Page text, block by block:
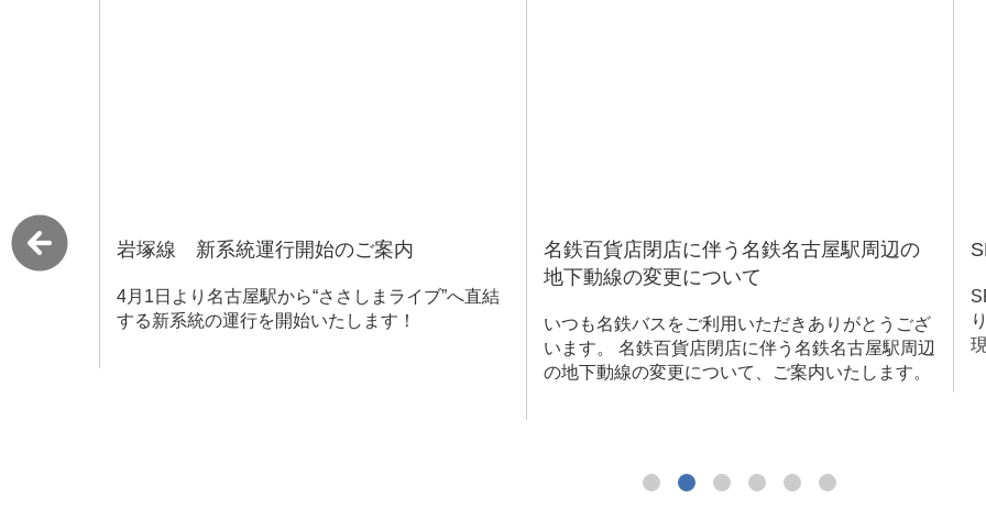
名鉄百貨店閉店に伴う名鉄名古屋駅周辺の
いつも名鉄バスをご利用いただきありがとうござ
SRT 名古屋駅ー栄ルート運行開始！！
り心地やスムーズな乗降などスマートな移動を実
現する、新たな路面公共交通システムです。